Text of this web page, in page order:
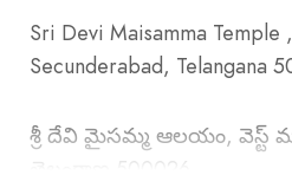
Sri Devi Maisamma
Secunderabad, Telangana
శ్రీ దేవి మైసమ్మ ఆలయం, వెస్ట్
తెలంగాణ 500026